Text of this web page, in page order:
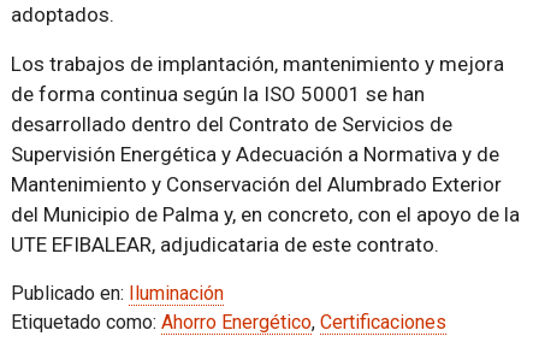
adoptados.
Los trabajos de implantación, mantenimiento y mejora
de forma continua según la ISO 50001 se han
desarrollado dentro del Contrato de Servicios de
Supervisión Energética y Adecuación a Normativa y de
Mantenimiento y Conservación del Alumbrado Exterior
del Municipio de Palma y, en concreto, con el apoyo de la
UTE EFIBALEAR, adjudicataria de este contrato.
Publicado en: Iluminación
Etiquetado como: Ahorro Energético, Certificaciones